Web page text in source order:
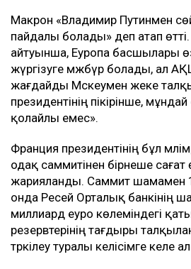
Макрон «Владимир Путинмен
пайдалы болады» деп атап
айтуынша, Еуропа басшылары
жүргізуге мәжбүр болады, ал
жағдайды Мәскеумен жеке
президентінің пікірінше,
қолайлы емес».
Франция президентінің бұл
одақ саммитінен бірнеше сағат
жарияланды. Саммит шамамен
онда Ресей Орталық банкінің
миллиард еуро көлеміндегі
резервтерінің тағдыры
тәркілеу туралы келісімге келе